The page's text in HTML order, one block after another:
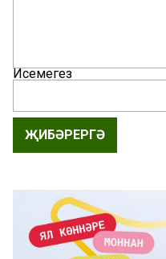
Исемегез
ҖИБӘРЕРГӘ